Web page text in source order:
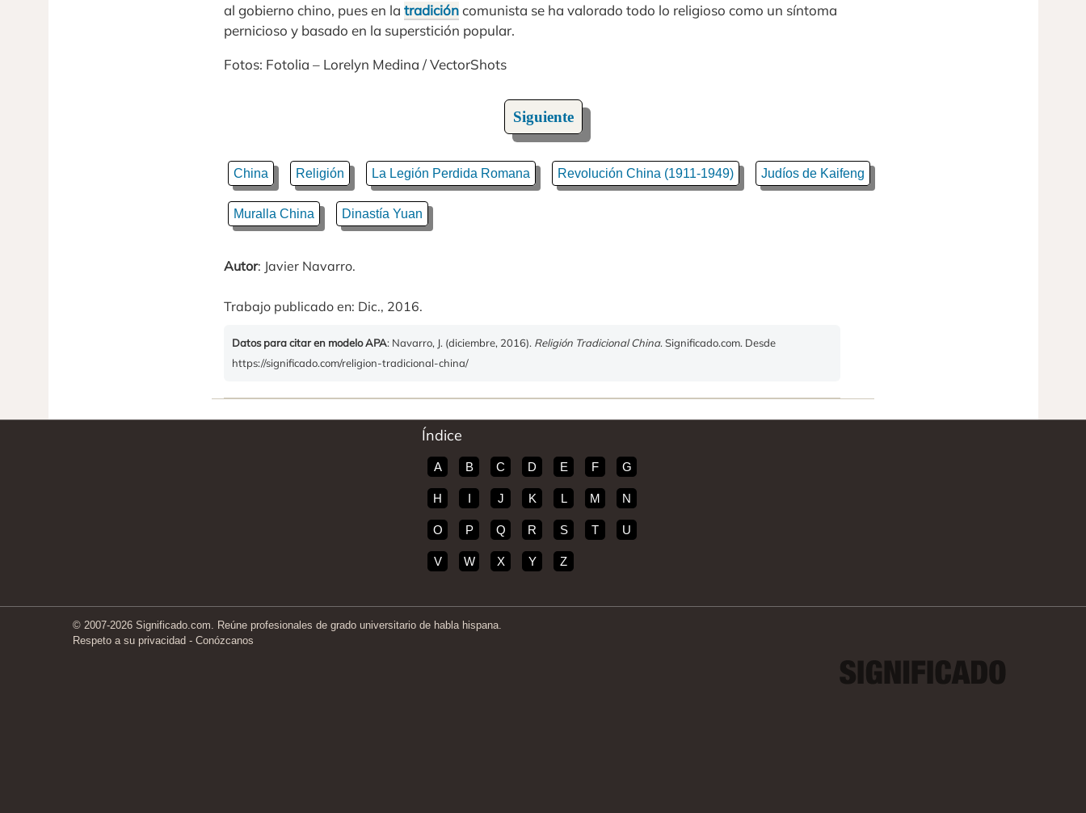
al gobierno chino, pues en la tradicióncomunista se ha valorado todo lo religioso como un síntoma
pernicioso y basado en la superstición popular.
Fotos: Fotolia – Lorelyn Medina / VectorShots
Siguiente
China Religión La Legión Perdida Romana Revolución China (1911-1949) Judíos de Kaifeng
Muralla China Dinastía Yuan
Autor: Javier Navarro.
Trabajo publicado en: Dic., 2016.
Datos para citar en modelo APA: Navarro, J. (diciembre, 2016). Religión Tradicional China. Significado.com. Desde
https://significado.com/religion-tradicional-china/
Índice
A B C D E F G
H I J K L M N
O P Q R S T U
V W X Y Z
© 2007-2026 Significado.com. Reúne profesionales de grado universitario de habla hispana.
Respeto a su privacidad- Conózcanos